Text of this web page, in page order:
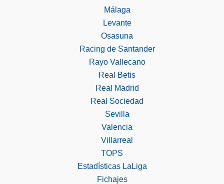
Málaga
Levante
Osasuna
Racing de Santander
Rayo Vallecano
Real Betis
Real Madrid
Real Sociedad
Sevilla
Valencia
Villarreal
TOPS
Estadísticas LaLiga
Fichajes